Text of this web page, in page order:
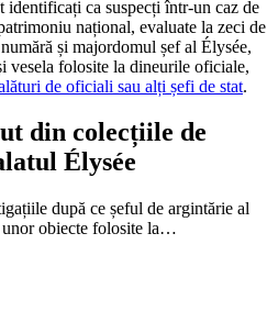
identificați ca suspecți într-un caz de
național, evaluate la zeci de
și majordomul șef al Élysée,
vesela folosite la dineurile oficiale,
de oficiali sau alți șefi de stat.
din colecțiile de
Élysée
după ce șeful de argintărie al
unor obiecte folosite la…